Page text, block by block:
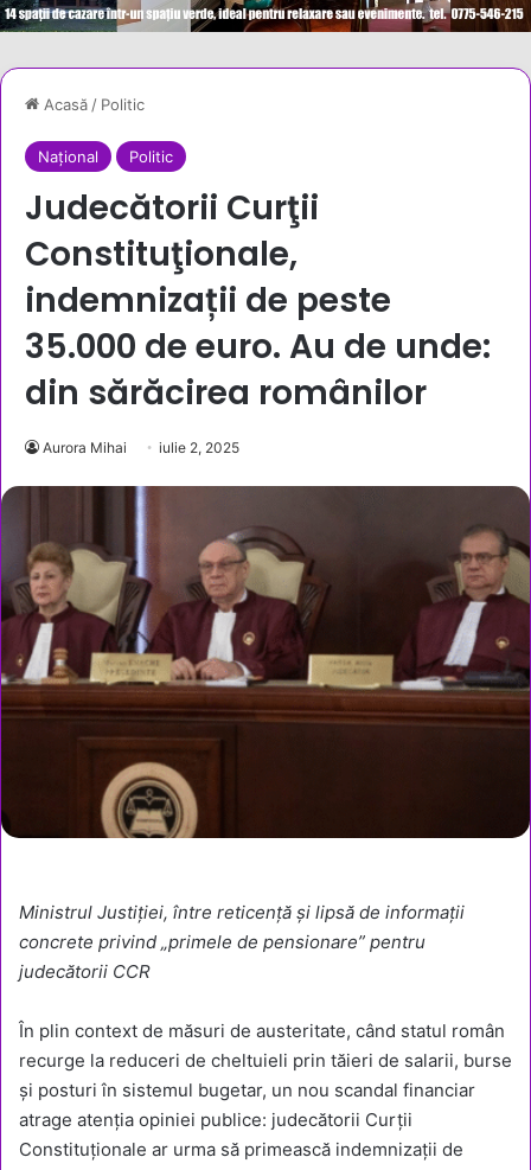
Acasă/ Politic
Național Politic
Judecătorii Curţii
Constituţionale,
indemnizații de peste
35.000 de euro. Au de unde:
din sărăcirea românilor
Aurora Mihai iulie 2, 2025
Ministrul Justiției, între reticență și lipsă de informații
concrete privind „primele de pensionare” pentru
judecătorii CCR
În plin context de măsuri de austeritate, când statul român
recurge la reduceri de cheltuieli prin tăieri de salarii, burse
și posturi în sistemul bugetar, un nou scandal financiar
atrage atenția opiniei publice: judecătorii Curții
Constituționale ar urma să primească indemnizații de